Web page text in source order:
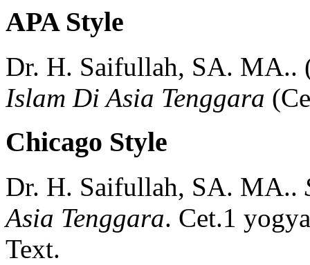
APA Style
Dr. H. Saifullah, SA. MA..
Islam Di Asia Tenggara (
Chicago Style
Dr. H. Saifullah, SA. MA..
Asia Tenggara. Cet.1
Text.